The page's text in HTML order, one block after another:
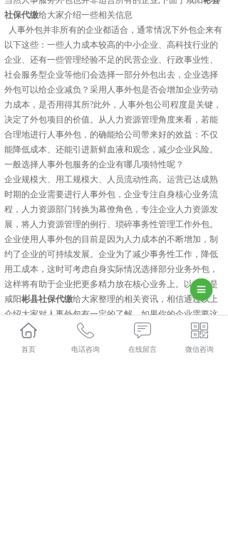
社保代缴给大家介绍一些相关信息
人事外包并非所有的企业都适合，通常情况下外包企来有
以下这些：一些人力成本较高的中小企业、高科技行业的
企业、还有一些管理经验不足的民营企业、行政事业性、
社会服务型企业等他们会选择一部分外包出去，企业选择
外包可以给企业减负？采用人事外包是否会增加企业劳动
力成本，是否用得其所?此外，人事外包公司程度是关键，
决定了外包项目的价值。从人力资源管理角度来看，若能
合理地进行人事外包，的确能给公司带来好的效益：不仅
能降低成本、还能引进新鲜血液和观念，减少企业风险。
一般选择人事外包服务的企业有哪几项特性呢？
企业规模大、用工规模大、人员流动性高。运营已达成熟
时期的企业需要进行人事外包，企业专注自身核心业务流
程，人力资源部门转换为幕僚角色，专注企业人力资源发
展，将人力资源管理的例行、琐碎事务性管理工作外包。
企业使用人事外包的目前是因为人力成本的不断增加，制
约了企业的可持续发展。企业为了减少事务性工作，降低
用工成本，这时可考虑自身实际情况选择部分业务外包，
这样将有助于企业把更多精力放在核心业务上。以上就是
咸阳彬县社保代缴给大家整理的相关资讯，相信通过以上
介绍大家对人事外包有一定的了解，如果你的企业需要这
方面的需求，欢迎咨询我们陕西金伯乐人力资源有限公司
首页 电话咨询 在线留言 微信咨询